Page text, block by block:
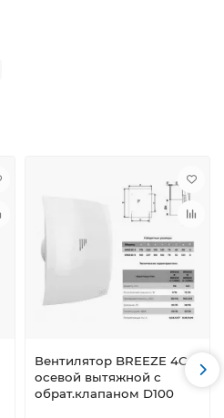
Вентилятор BREEZE 4C
осевой вытяжной с
обрат.клапаном D100